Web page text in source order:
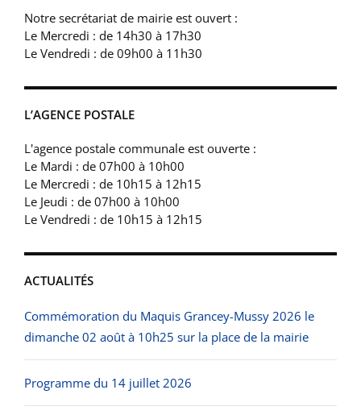
Notre secrétariat de mairie est ouvert :
Le Mercredi : de 14h30 à 17h30
Le Vendredi : de 09h00 à 11h30
L’AGENCE POSTALE
L'agence postale communale est ouverte :
Le Mardi : de 07h00 à 10h00
Le Mercredi : de 10h15 à 12h15
Le Jeudi : de 07h00 à 10h00
Le Vendredi : de 10h15 à 12h15
ACTUALITÉS
Commémoration du Maquis Grancey-Mussy 2026 le
dimanche 02 août à 10h25 sur la place de la mairie
Programme du 14 juillet 2026